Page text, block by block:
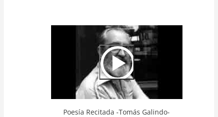
Video
Url
Poesía Recitada -Tomás Galindo-